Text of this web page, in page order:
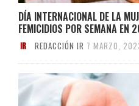
DÍA INTERNACIONAL DE LA
FEMICIDIOS POR SEMANA EN
REDACCIÓN IR 7 MARZO,